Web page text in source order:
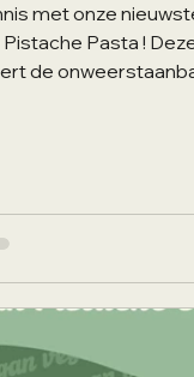
met onze
Pasta !
de